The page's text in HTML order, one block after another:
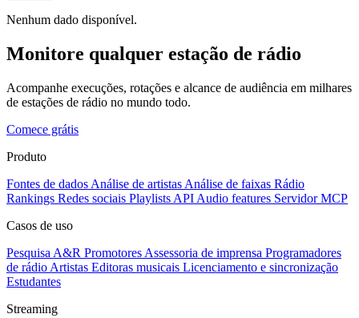
Nenhum dado disponível.
Monitore qualquer estação de rádio
Acompanhe execuções, rotações e alcance de audiência em milhares
de estações de rádio no mundo todo.
Comece grátis
Produto
Fontes de dados Análise de artistas Análise de faixas Rádio
Rankings Redes sociais Playlists API Audio features Servidor MCP
Casos de uso
Pesquisa A&R Promotores Assessoria de imprensa Programadores
de rádio Artistas Editoras musicais Licenciamento e sincronização
Estudantes
Streaming